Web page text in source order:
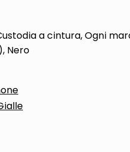
Custodia a cintura, Ogni
Nero